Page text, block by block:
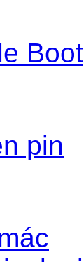
Boot
pin